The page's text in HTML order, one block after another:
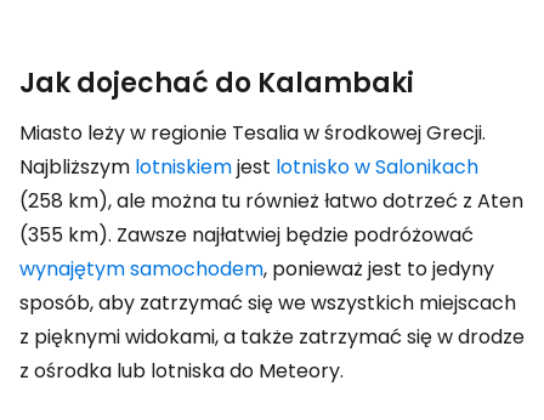
Jak dojechać do Kalambaki
Miasto leży w regionie Tesalia w środkowej Grecji.
Najbliższym lotniskiemjest lotnisko w Salonikach
(258 km), ale można tu również łatwo dotrzeć z Aten
(355 km). Zawsze najłatwiej będzie podróżować
wynajętym samochodem, ponieważ jest to jedyny
sposób, aby zatrzymać się we wszystkich miejscach
z pięknymi widokami, a także zatrzymać się w drodze
z ośrodka lub lotniska do Meteory.